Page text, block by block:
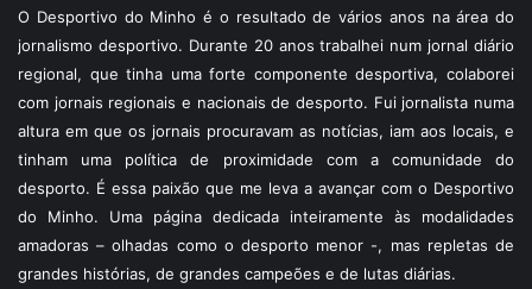
O Desportivo do Minho é o resultado de vários anos na área do
jornalismo desportivo. Durante 20 anos trabalhei num jornal diário
regional, que tinha uma forte componente desportiva, colaborei
com jornais regionais e nacionais de desporto. Fui jornalista numa
altura em que os jornais procuravam as notícias, iam aos locais, e
tinham uma política de proximidade com a comunidade do
desporto. É essa paixão que me leva a avançar com o Desportivo
do Minho. Uma página dedicada inteiramente às modalidades
amadoras – olhadas como o desporto menor -, mas repletas de
grandes histórias, de grandes campeões e de lutas diárias.